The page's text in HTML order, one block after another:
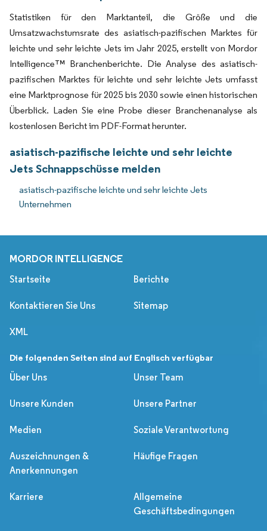
Statistiken für den Marktanteil, die Größe und die
Umsatzwachstumsrate des asiatisch-pazifischen Marktes für
leichte und sehr leichte Jets im Jahr 2025, erstellt von Mordor
Intelligence™ Branchenberichte. Die Analyse des asiatisch-
pazifischen Marktes für leichte und sehr leichte Jets umfasst
eine Marktprognose für 2025 bis 2030 sowie einen historischen
Überblick. Laden Sie eine Probe dieser Branchenanalyse als
kostenlosen Bericht im PDF-Format herunter.
asiatisch-pazifische leichte und sehr leichte
Jets Schnappschüsse melden
asiatisch-pazifische leichte und sehr leichte Jets
Unternehmen
MORDOR INTELLIGENCE
Startseite Berichte
Kontaktieren Sie Uns Sitemap
XML
Die folgenden Seiten sind auf Englisch verfügbar
Über Uns
Unser Team
Unsere Kunden Unsere Partner
Medien Soziale Verantwortung
Auszeichnungen &
Anerkennungen
Häufige Fragen
Karriere
Allgemeine
Geschäftsbedingungen